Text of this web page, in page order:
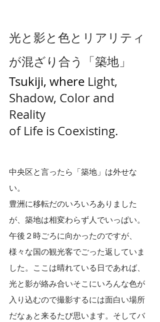
光と影と色とリアリティ
が混ざり合う「築地」
Tsukiji, where Light,
Shadow, Color and
Reality
of Life is Coexisting.
中央区と言ったら「築地」は外せな
い。
豊洲に移転だのいろいろありました
が、築地は相変わらず人でいっぱい。
午後２時ごろに向かったのですが、
様々な国の観光客でごった返していま
した。ここは晴れている日であれば、
光と影が絡み合いそこにいろんな色が
入り込むので撮影するには面白い場所
だなぁと来るたび思います。そしてバ